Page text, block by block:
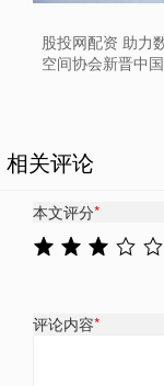
股投网配资 助力
空间协会新晋中
相关评论
本文评分*
评论内容*